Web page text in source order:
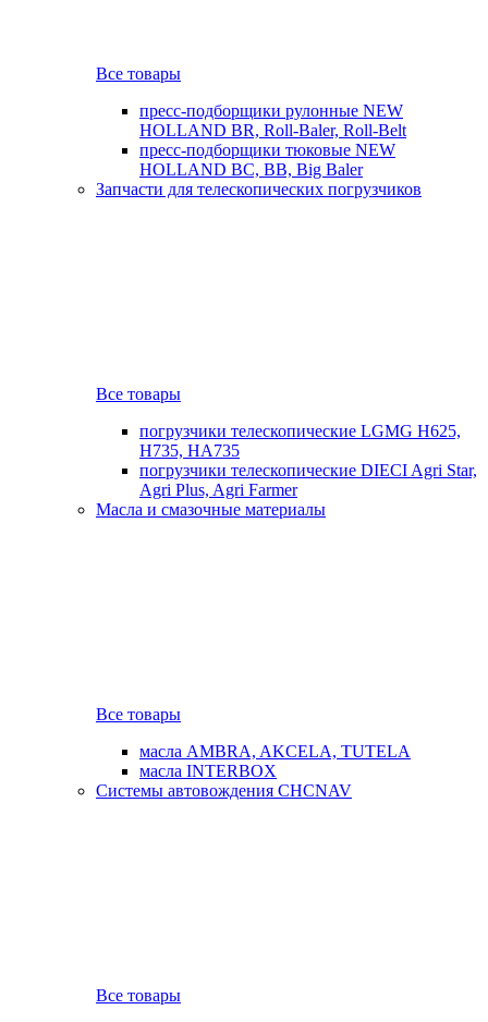
Все товары
пресс-подборщики рулонные NEW
HOLLAND BR, Roll-Baler, Roll-Belt
пресс-подборщики тюковые NEW
HOLLAND BC, BB, Big Baler
Запчасти для телескопических погрузчиков
Все товары
погрузчики телескопические LGMG H625,
H735, HA735
погрузчики телескопические DIECI Agri Star,
Agri Plus, Agri Farmer
Масла и смазочные материалы
Все товары
масла AMBRA, AKCELA, TUTELA
масла INTERBOX
Системы автовождения CHCNAV
Все товары